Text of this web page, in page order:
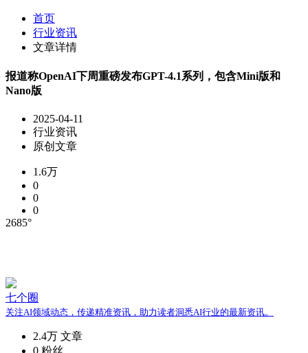
首页
行业资讯
文章详情
报道称OpenAI下周重磅发布GPT-4.1系列，包含Mini版和
Nano版
2025-04-11
行业资讯
原创文章
1.6万
0
0
0
2685°
七个圈
关注AI领域动态，传递精准资讯，助力读者洞悉AI行业的最新资讯。
2.4万 文章